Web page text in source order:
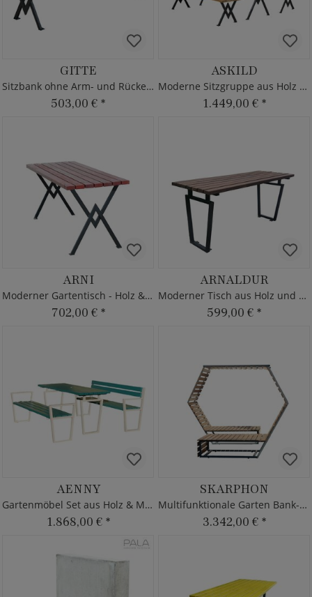
GITTE
Sitzbank ohne Arm- und Rückenlehne
503,00 € *
ASKILD
Moderne Sitzgruppe aus Holz & Metall
1.449,00 € *
ARNI
Moderner Gartentisch - Holz & Metall
702,00 € *
ARNALDUR
Moderner Tisch aus Holz und Metall
599,00 € *
AENNY
Gartenmöbel Set aus Holz & Metall
1.868,00 € *
SKARPHON
Multifunktionale Garten Bank-Liege
3.342,00 € *